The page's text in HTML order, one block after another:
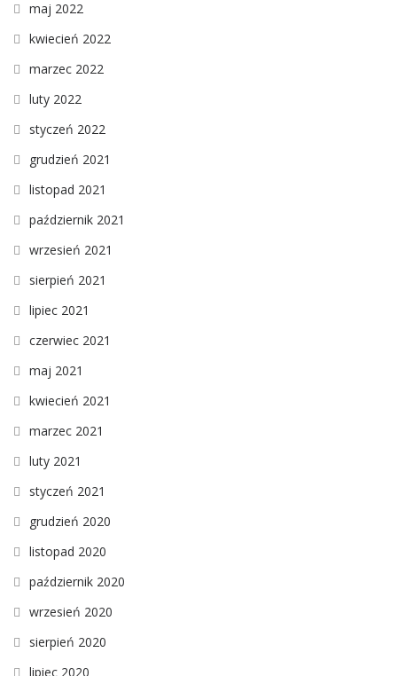
maj 2022
kwiecień 2022
marzec 2022
luty 2022
styczeń 2022
grudzień 2021
listopad 2021
październik 2021
wrzesień 2021
sierpień 2021
lipiec 2021
czerwiec 2021
maj 2021
kwiecień 2021
marzec 2021
luty 2021
styczeń 2021
grudzień 2020
listopad 2020
październik 2020
wrzesień 2020
sierpień 2020
lipiec 2020